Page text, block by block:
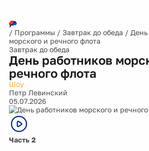
/ Программы / Завтрак до обеда / День
морского и речного флота
Завтрак до обеда
День работников
речного флота
Шоу
Петр Левинский
05.07.2026
Часть 2